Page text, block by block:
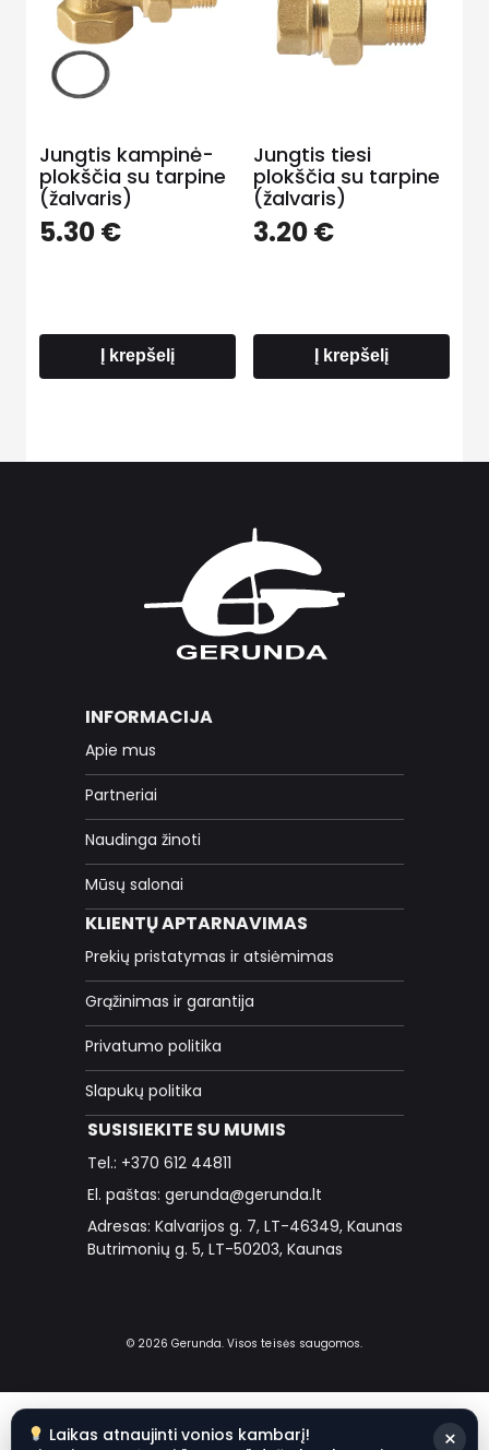
Jungtis kampinė-
plokščia su tarpine
(žalvaris)
5.30€
Į krepšelį
Jungtis tiesi
plokščia su tarpine
(žalvaris)
3.20€
Į krepšelį
INFORMACIJA
Apie mus
Partneriai
Naudinga žinoti
Mūsų salonai
KLIENTŲ APTARNAVIMAS
Prekių pristatymas ir atsiėmimas
Grąžinimas ir garantija
Privatumo politika
Slapukų politika
SUSISIEKITE SU MUMIS
Tel.: +370 612 44811
El. paštas: gerunda@gerunda.lt
Adresas: Kalvarijos g. 7, LT-46349, Kaunas
Butrimonių g. 5, LT-50203, Kaunas
© 2026 Gerunda. Visos teisės saugomos.
Laikas atnaujinti vonios kambarį!
×